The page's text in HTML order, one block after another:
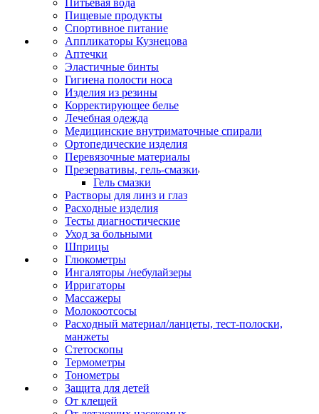
Питьевая вода
Пищевые продукты
Спортивное питание
Аппликаторы Кузнецова
Аптечки
Эластичные бинты
Гигиена полости носа
Изделия из резины
Корректирующее белье
Лечебная одежда
Медицинские внутриматочные спирали
Ортопедические изделия
Перевязочные материалы
Презервативы, гель-смазки
Гель смазки
Растворы для линз и глаз
Расходные изделия
Тесты диагностические
Уход за больными
Шприцы
Глюкометры
Ингаляторы /небулайзеры
Ирригаторы
Массажеры
Молокоотсосы
Расходный материал/ланцеты, тест-полоски,
манжеты
Стетоскопы
Термометры
Тонометры
Защита для детей
От клещей